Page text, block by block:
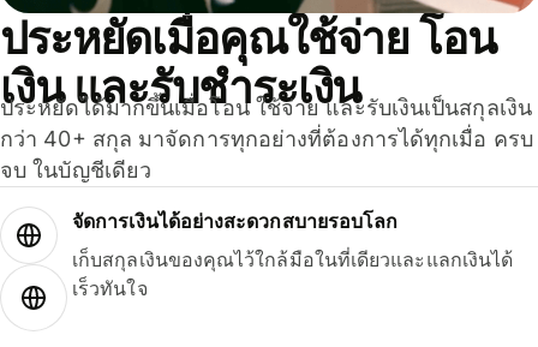
ประหยัดเมื่อคุณใช้จ่าย โอน
เงิน และรับชำระเงิน
ประหยัดได้มากขึ้นเมื่อโอน ใช้จ่าย และรับเงินเป็นสกุลเงิน
กว่า 40+ สกุล มาจัดการทุกอย่างที่ต้องการได้ทุกเมื่อ ครบ
จบ ในบัญชีเดียว
จัดการเงินได้อย่างสะดวกสบายรอบโลก
เก็บสกุลเงินของคุณไว้ใกล้มือในที่เดียวและแลกเงินได้
เร็วทันใจ